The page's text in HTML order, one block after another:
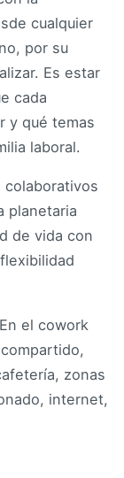
cualquier
por su
Es estar
cada
y qué temas
laboral.
colaborativos
planetaria
de vida con
el cowork
zonas
internet,